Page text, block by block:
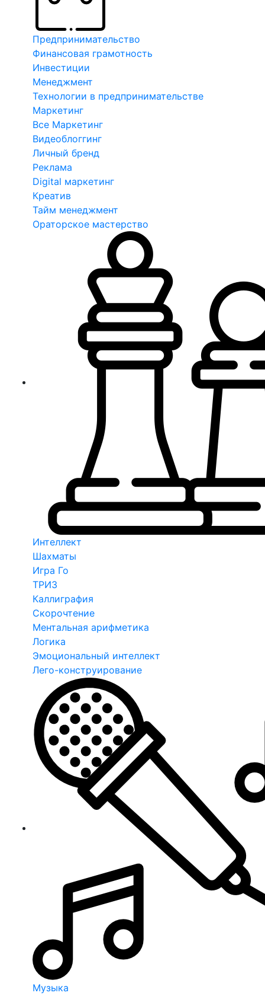
Предпринимательство
Финансовая грамотность
Инвестиции
Менеджмент
Технологии в предпринимательстве
Маркетинг
Все Маркетинг
Видеоблоггинг
Личный бренд
Реклама
Digital маркетинг
Креатив
Тайм менеджмент
Ораторское мастерство
Интеллект
Шахматы
Игра Го
ТРИЗ
Каллиграфия
Скорочтение
Ментальная арифметика
Логика
Эмоциональный интеллект
Лего-конструирование
Музыка